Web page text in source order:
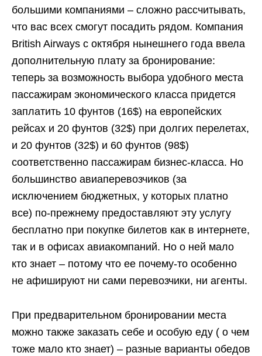
большими компаниями – сложно рассчитывать,
что вас всех смогут посадить рядом. Компания
British Airways с октября нынешнего года ввела
дополнительную плату за бронирование:
теперь за возможность выбора удобного места
пассажирам экономического класса придется
заплатить 10 фунтов (16$) на европейских
рейсах и 20 фунтов (32$) при долгих перелетах,
и 20 фунтов (32$) и 60 фунтов (98$)
соответственно пассажирам бизнес-класса. Но
большинство авиаперевозчиков (за
исключением бюджетных, у которых платно
все) по-прежнему предоставляют эту услугу
бесплатно при покупке билетов как в интернете,
так и в офисах авиакомпаний. Но о ней мало
кто знает – потому что ее почему-то особенно
не афишируют ни сами перевозчики, ни агенты.
При предварительном бронировании места
можно также заказать себе и особую еду ( о чем
тоже мало кто знает) – разные варианты обедов